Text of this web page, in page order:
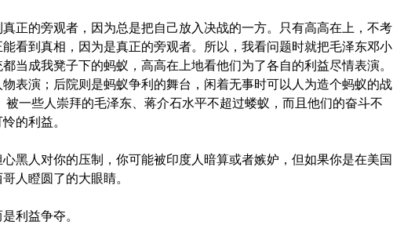
正的旁观者，因为总是把自己放入决战的一方。只有高高在上，不考
看到真相，因为是真正的旁观者。所以，我看问题时就把毛泽东邓小
当成我凳子下的蚂蚁，高高在上地看他们为了各自的利益尽情表演。
表演；后院则是蚂蚁争利的舞台，闲着无事时可以人为造个蚂蚁的战
一些人崇拜的毛泽东、蒋介石水平不超过蝼蚁，而且他们的奋斗不
的利益。
黑人对你的压制，你可能被印度人暗算或者嫉妒，但如果你是在美国
人瞪圆了的大眼睛。
利益争夺。